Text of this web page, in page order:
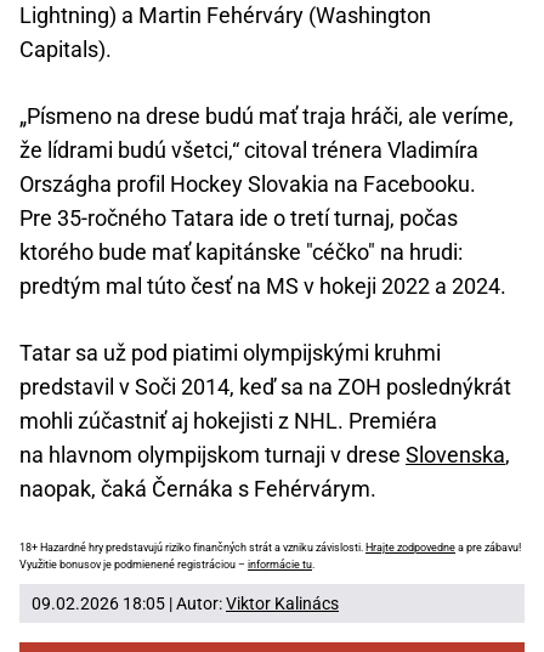
Lightning) a Martin Fehérváry (Washington
Capitals).
„Písmeno na drese budú mať traja hráči, ale veríme,
že lídrami budú všetci,“ citoval trénera Vladimíra
Országha profil Hockey Slovakia na Facebooku.
Pre 35-ročného Tatara ide o tretí turnaj, počas
ktorého bude mať kapitánske "céčko" na hrudi:
predtým mal túto česť na MS v hokeji 2022 a 2024.
Tatar sa už pod piatimi olympijskými kruhmi
predstavil v Soči 2014, keď sa na ZOH poslednýkrát
mohli zúčastniť aj hokejisti z NHL. Premiéra
na hlavnom olympijskom turnaji v drese Slovenska,
naopak, čaká Černáka s Fehérvárym.
18+ Hazardné hry predstavujú riziko finančných strát a vzniku závislosti. Hrajte zodpovedne a pre zábavu!
Využitie bonusov je podmienené registráciou – informácie tu
09.02.2026 18:05 | Autor:Viktor Kalinács